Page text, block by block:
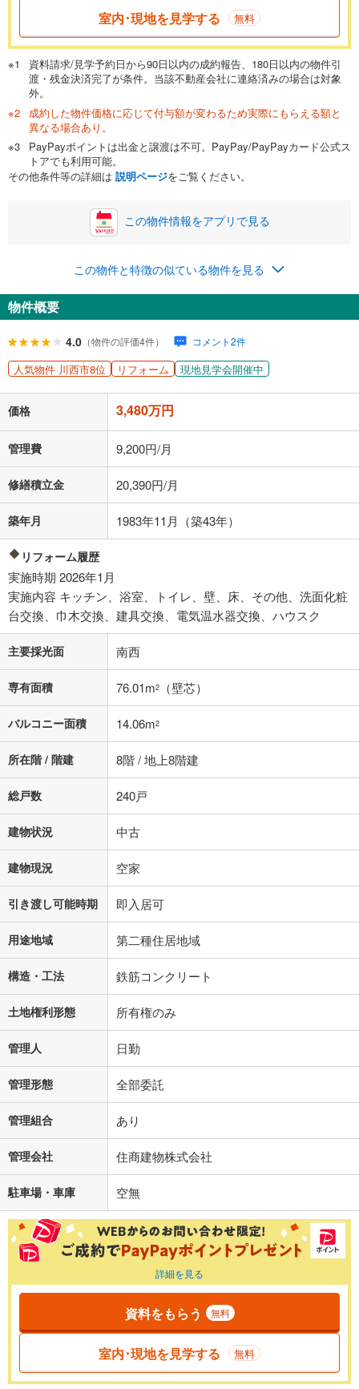
一般的には最長35年まで借り入れ可能です。多くの金融機関
が完済時の年齢は80歳までを条件としています。
閉じる
頭金 万円
0万円 3,480万円
自己資金から住宅購入にかけられる金額を入力してくださ
い。一般的には物件価格の2割までが目安です。
閉じる
ボーナス
万円
0円
ナス時の増額分（1回分）を入力してください。
ボーナス払いの限度額は金融機関によって異なります。
閉じる
月々の返済額
ローン返済額 90,335円（頭金比率 0%）
「金利」については、ご利用を予定されている金融機関等にご確認の
上、ご自身での入力をお願いいたします。初期設定で自動入力されてい
済方法「元利均等返済」にて算出しております。入力された金利を35年
適用した場合の計算結果を表示しています。
その他月額費用や、初期費用がかかります。ご注意ください。実際にお
借り入れの際は各金融機関等に、必ずご自身でご確認をお願いいたしま
す。
条件によってお借り入れができないことがあります。
不動産会社に購入相談をする
閉じる
室内･現地を見学する 無料
資料請求/見学予約日から90日以内の成約報告、180日以内の物件引
渡・残金決済完了が条件。当該不動産会社に連絡済みの場合は対象
外。
成約した物件価格に応じて付与額が変わるため実際にもらえる額と
異なる場合あり。
PayPayポイントは出金と譲渡は不可。PayPay/PayPayカード公式ス
トアでも利用可能。
その他条件等の詳細は 説明ページをご覧ください。
この物件情報をアプリで見る
この物件と特徴の似ている物件を見る
物件概要
4.0 （物件の評価4件） コメント2件
人気物件 川西市8位 リフォーム 現地見学会開催中
価格 3,480万円
管理費 9,200円/月
修繕積立金 20,390円/月
築年月 1983年11月（築43年）
リフォーム履歴
実施時期 2026年1月
実施内容 キッチン、浴室、トイレ、壁、床、その他、洗面化粧
台交換、巾木交換、建具交換、電気温水器交換、ハウスク
主要採光面 南西
専有面積 76.01m2 （壁芯）
バルコニー面積 14.06m2
所在階 / 階建 8階 / 地上8階建
総戸数 240戸
建物状況 中古
建物現況 空家
引き渡し可能時期 即入居可
用途地域 第二種住居地域
構造・工法 鉄筋コンクリート
土地権利形態 所有権のみ
管理人 日勤
管理形態 全部委託
管理組合 あり
管理会社 住商建物株式会社
駐車場・車庫 空無
詳細を見る
資料をもらう 無料
室内･現地を見学する 無料